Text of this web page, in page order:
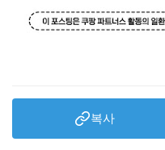
복사